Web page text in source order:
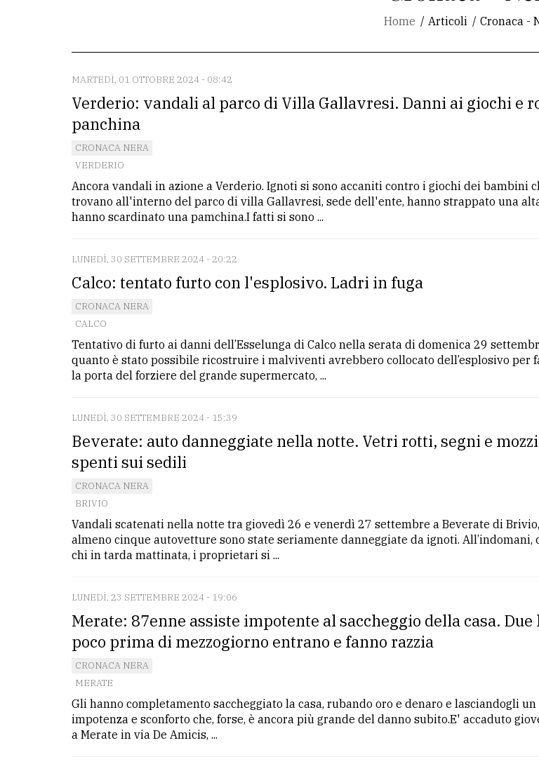
Home Articoli Cronaca -
MARTEDÌ, 01 OTTOBRE 2024 - 08:42
Verderio: vandali al parco di Villa Gallavresi. Danni ai giochi e
panchina
CRONACA NERA
VERDERIO
Ancora vandali in azione a Verderio. Ignoti si sono accaniti contro i giochi dei bambini
trovano all'interno del parco di villa Gallavresi, sede dell'ente, hanno strappato una
hanno scardinato una pamchina.I fatti si sono ...
LUNEDÌ, 30 SETTEMBRE 2024 - 20:22
Calco: tentato furto con l'esplosivo. Ladri in fuga
CRONACA NERA
CALCO
Tentativo di furto ai danni dell’Esselunga di Calco nella serata di domenica 29
quanto è stato possibile ricostruire i malviventi avrebbero collocato dell’esplosivo per
la porta del forziere del grande supermercato, ...
LUNEDÌ, 30 SETTEMBRE 2024 - 15:39
Beverate: auto danneggiate nella notte. Vetri rotti, segni e
spenti sui sedili
CRONACA NERA
BRIVIO
Vandali scatenati nella notte tra giovedì 26 e venerdì 27 settembre a Beverate di
almeno cinque autovetture sono state seriamente danneggiate da ignoti. All’indomani,
chi in tarda mattinata, i proprietari si ...
LUNEDÌ, 23 SETTEMBRE 2024 - 19:06
Merate: 87enne assiste impotente al saccheggio della casa.
poco prima di mezzogiorno entrano e fanno razzia
CRONACA NERA
MERATE
Gli hanno completamento saccheggiato la casa, rubando oro e denaro e lasciandogli un
impotenza e sconforto che, forse, è ancora più grande del danno subito.E' accaduto
a Merate in via De Amicis, ...